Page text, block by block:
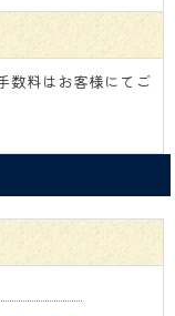
数料はお客様にてご